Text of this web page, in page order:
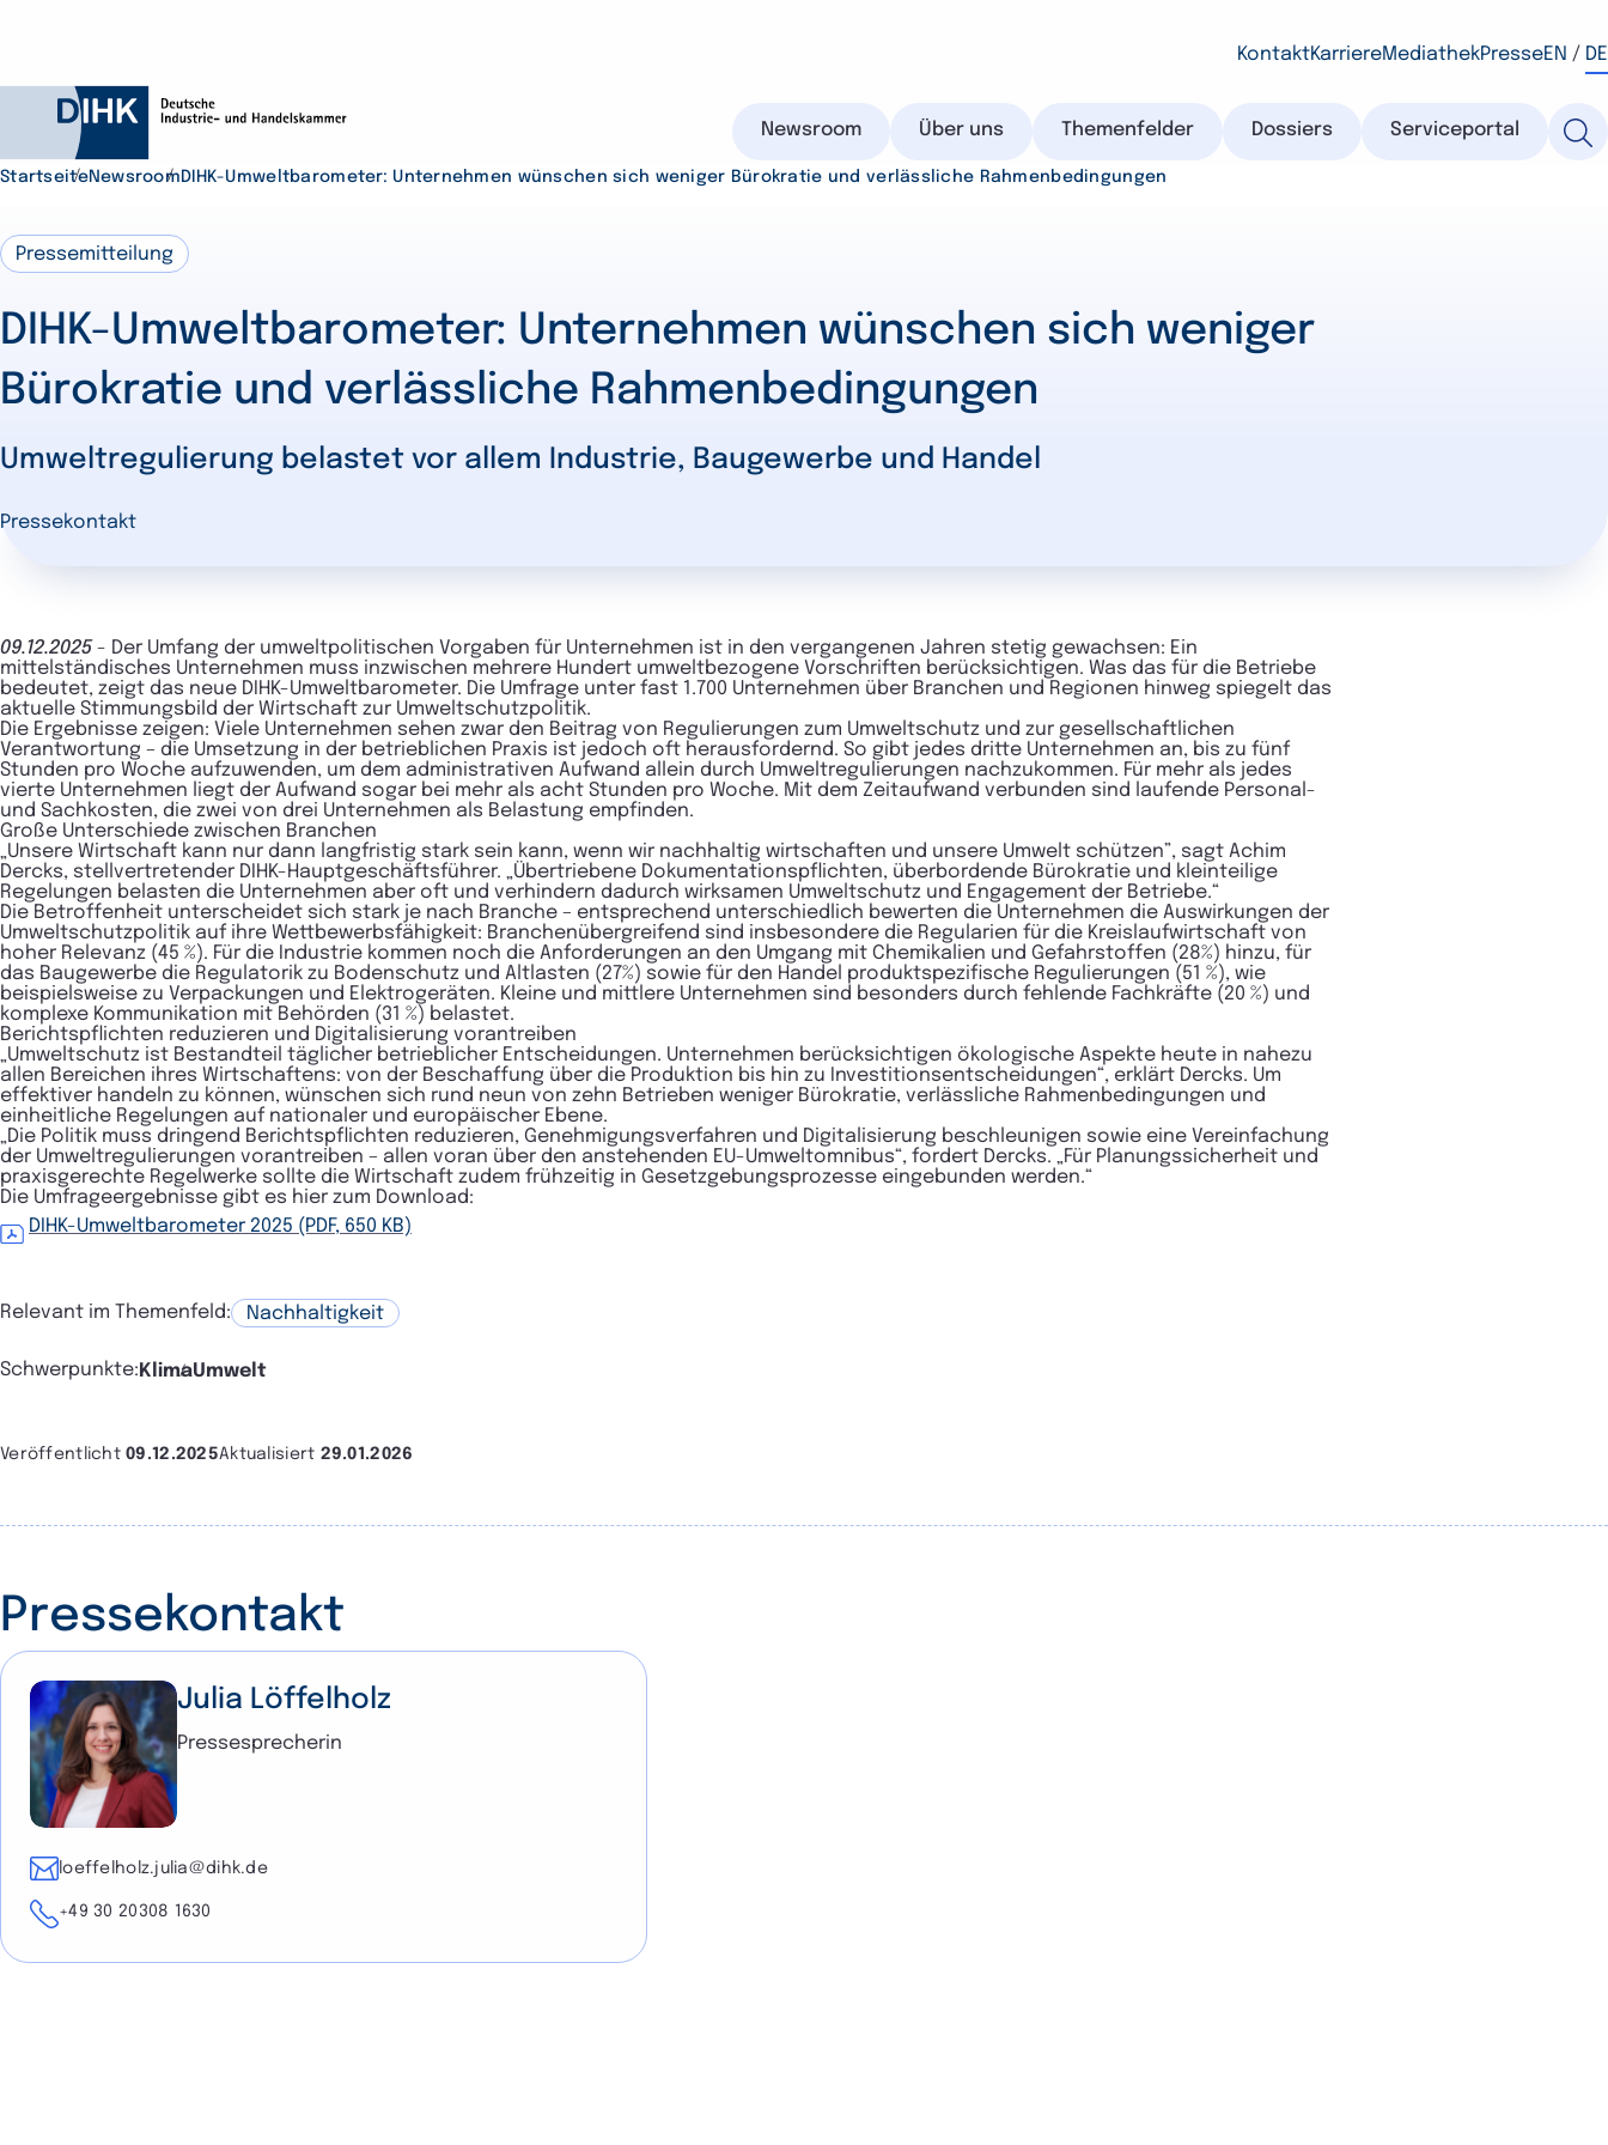
KontaktKarriereMediathekPresseEN / DE
Newsroom Über uns Themenfelder Dossiers Serviceportal
Durchsuchen Sie DIHK.de
Suchen
StartseiteNewsroom DIHK-Umweltbarometer: Unternehmen wünschen sich weniger Bürokratie und verlässliche Rahmenbedingungen
Pressemitteilung
DIHK-Umweltbarometer: Unternehmen wünschen sich weniger
Bürokratie und verlässliche Rahmenbedingungen
Umweltregulierung belastet vor allem Industrie, Baugewerbe und Handel
Pressekontakt
09.12.2025 - Der Umfang der umweltpolitischen Vorgaben für Unternehmen ist in den vergangenen Jahren stetig gewachsen: Ein
mittelständisches Unternehmen muss inzwischen mehrere Hundert umweltbezogene Vorschriften berücksichtigen. Was das für die Betriebe
bedeutet, zeigt das neue DIHK-Umweltbarometer. Die Umfrage unter fast 1.700 Unternehmen über Branchen und Regionen hinweg spiegelt das
aktuelle Stimmungsbild der Wirtschaft zur Umweltschutzpolitik.
Die Ergebnisse zeigen: Viele Unternehmen sehen zwar den Beitrag von Regulierungen zum Umweltschutz und zur gesellschaftlichen
Verantwortung – die Umsetzung in der betrieblichen Praxis ist jedoch oft herausfordernd. So gibt jedes dritte Unternehmen an, bis zu fünf
Stunden pro Woche aufzuwenden, um dem administrativen Aufwand allein durch Umweltregulierungen nachzukommen. Für mehr als jedes
vierte Unternehmen liegt der Aufwand sogar bei mehr als acht Stunden pro Woche. Mit dem Zeitaufwand verbunden sind laufende Personal-
und Sachkosten, die zwei von drei Unternehmen als Belastung empfinden.
Große Unterschiede zwischen Branchen
„Unsere Wirtschaft kann nur dann langfristig stark sein kann, wenn wir nachhaltig wirtschaften und unsere Umwelt schützen”, sagt Achim
Dercks, stellvertretender DIHK-Hauptgeschäftsführer. „Übertriebene Dokumentationspflichten, überbordende Bürokratie und kleinteilige
Regelungen belasten die Unternehmen aber oft und verhindern dadurch wirksamen Umweltschutz und Engagement der Betriebe.“
Die Betroffenheit unterscheidet sich stark je nach Branche – entsprechend unterschiedlich bewerten die Unternehmen die Auswirkungen der
Umweltschutzpolitik auf ihre Wettbewerbsfähigkeit: Branchenübergreifend sind insbesondere die Regularien für die Kreislaufwirtschaft von
hoher Relevanz (45 %). Für die Industrie kommen noch die Anforderungen an den Umgang mit Chemikalien und Gefahrstoffen (28%) hinzu, für
das Baugewerbe die Regulatorik zu Bodenschutz und Altlasten (27%) sowie für den Handel produktspezifische Regulierungen (51 %), wie
beispielsweise zu Verpackungen und Elektrogeräten. Kleine und mittlere Unternehmen sind besonders durch fehlende Fachkräfte (20 %) und
komplexe Kommunikation mit Behörden (31 %) belastet.
Berichtspflichten reduzieren und Digitalisierung vorantreiben
„Umweltschutz ist Bestandteil täglicher betrieblicher Entscheidungen. Unternehmen berücksichtigen ökologische Aspekte heute in nahezu
allen Bereichen ihres Wirtschaftens: von der Beschaffung über die Produktion bis hin zu Investitionsentscheidungen“, erklärt Dercks. Um
effektiver handeln zu können, wünschen sich rund neun von zehn Betrieben weniger Bürokratie, verlässliche Rahmenbedingungen und
einheitliche Regelungen auf nationaler und europäischer Ebene.
„Die Politik muss dringend Berichtspflichten reduzieren, Genehmigungsverfahren und Digitalisierung beschleunigen sowie eine Vereinfachung
der Umweltregulierungen vorantreiben – allen voran über den anstehenden EU-Umweltomnibus“, fordert Dercks. „Für Planungssicherheit und
praxisgerechte Regelwerke sollte die Wirtschaft zudem frühzeitig in Gesetzgebungsprozesse eingebunden werden.“
Die Umfrageergebnisse gibt es hier zum Download:
DIHK-Umweltbarometer 2025 (PDF, 650 KB)
Relevant im Themenfeld: Nachhaltigkeit
Schwerpunkte: KlimaUmwelt
Veröffentlicht09.12.2025Aktualisiert 29.01.2026
Pressekontakt
Julia Löffelholz
Pressesprecherin
E-Mailloeffelholz.julia@dihk.de
Telefon
+49 30 20308 1630